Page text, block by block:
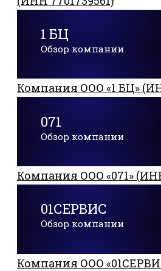
1 БЦ
Обзор компании
Компания ООО «1 БЦ»
071
Обзор компании
Компания ООО «071»
01СЕРВИС
Обзор компании
Компания ООО